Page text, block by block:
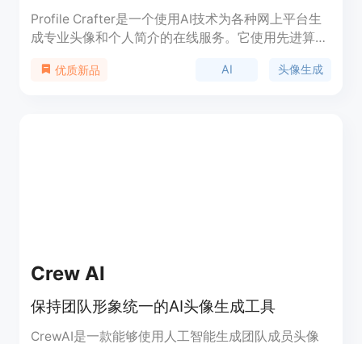
Profile Crafter是一个使用AI技术为各种网上平台生
成专业头像和个人简介的在线服务。它使用先进算
过AI的力量,轻松塑造出色的网上形象。
优质新品 AI 头像生成
Crew AI
保持团队形象统一的AI头像生成工具
CrewAI是一款能够使用人工智能生成团队成员头像